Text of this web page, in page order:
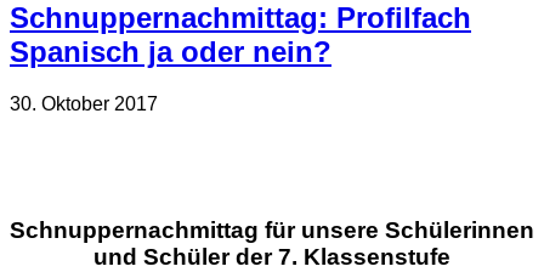
Schnuppernachmittag: Profilfach
Spanisch ja oder nein?
30. Oktober 2017
Schnuppernachmittag für unsere Schülerinnen
und Schüler der 7. Klassenstufe